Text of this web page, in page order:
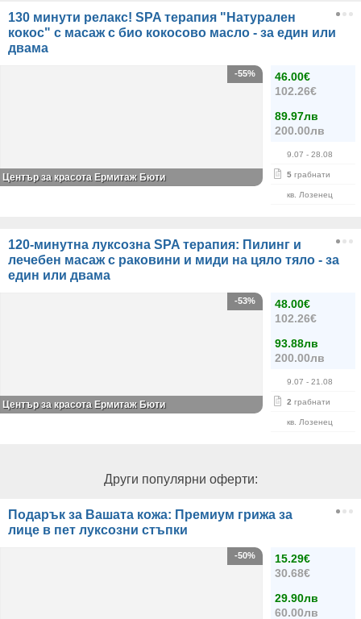
130 минути релакс! SPA терапия "Натурален
кокос" с масаж с био кокосово масло - за един или
двама
46.00€
102.26€
89.97лв
200.00лв
9.07 - 28.08
5 грабнати
кв. Лозенец
-55%
Център за красота Ермитаж Бюти
120-минутна луксозна SPA терапия: Пилинг и
лечебен масаж с раковини и миди на цяло тяло - за
един или двама
48.00€
102.26€
93.88лв
200.00лв
9.07 - 21.08
2 грабнати
кв. Лозенец
-53%
Център за красота Ермитаж Бюти
Други популярни оферти:
Подарък за Вашата кожа: Премиум грижа за
лице в пет луксозни стъпки
15.29€
30.68€
29.90лв
60.00лв
-50%